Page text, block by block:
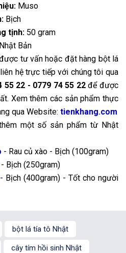
Muso
Bịch
tịnh: 50 gram
Nhật Bản
tư vấn hoặc đặt hàng bột lá
hệ trực tiếp với chúng tôi qua
55 22 - 0779 74 55 22để được
Xem thêm các sản phẩm thực
qua Website: tienkhang.com
một số sản phẩm từ Nhật
- Rau củ xào - Bịch (100gram)
- Bịch (250gram)
- Bịch (400gram) - Tốt cho người
bột lá tía tô Nhật
cây tím hồi sinh Nhật